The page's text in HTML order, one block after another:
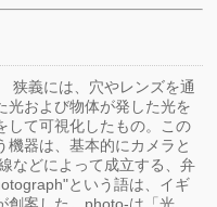
狭義には、穴やレンズを通
光および物体が発した光を
して可視化したもの。この
機器は、基本的にカメラと
などによって成立する、弁
という語は、イギ